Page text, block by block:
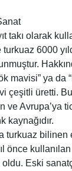
takı olarak
6000
mavisi” ya da
çeşitli üretti.
ve Avrupa’ya
kaynağıdır.
turkuaz bilinen
önce
Eski